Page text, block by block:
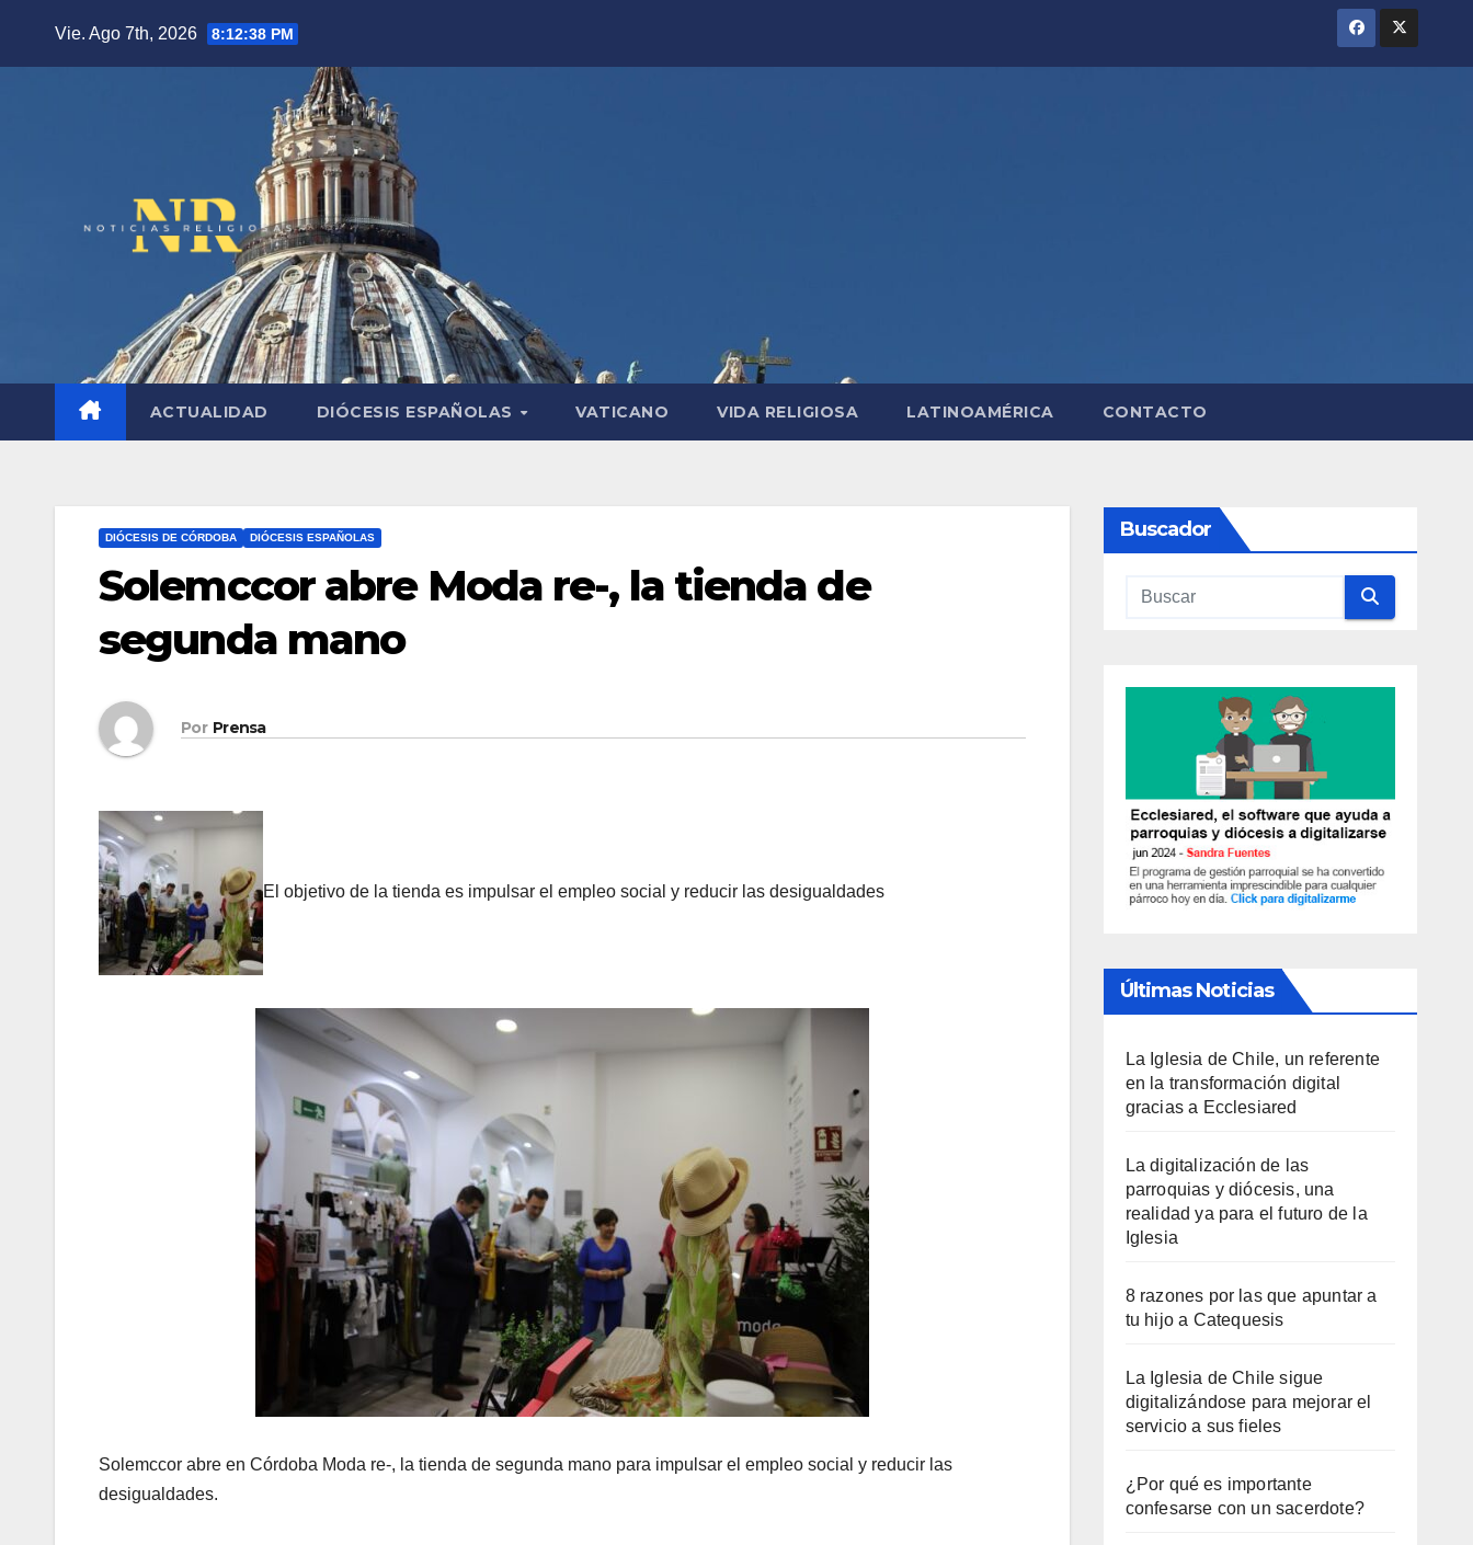
Vie. Ago 7th, 2026 8:12:40 PM
ACTUALIDAD DIÓCESIS ESPAÑOLAS VATICANO VIDA RELIGIOSA LATINOAMÉRICA CONTACTO
DIÓCESIS DE CÓRDOBA DIÓCESIS ESPAÑOLAS
Solemccor abre Moda re-, la tienda de
segunda mano
Por Prensa
El objetivo de la tienda es impulsar el empleo social y reducir las desigualdades
Solemccor abre en Córdoba Moda re-, la tienda de segunda mano para impulsar el empleo social y reducir las
desigualdades.
Buscador
Últimas Noticias
La Iglesia de Chile, un referente
en la transformación digital
gracias a Ecclesiared
La digitalización de las
parroquias y diócesis, una
realidad ya para el futuro de la
Iglesia
8 razones por las que apuntar a
tu hijo a Catequesis
La Iglesia de Chile sigue
digitalizándose para mejorar el
servicio a sus fieles
¿Por qué es importante
confesarse con un sacerdote?